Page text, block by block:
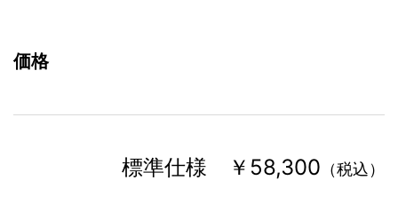
価格
標準仕様 ￥58,300 （税込）